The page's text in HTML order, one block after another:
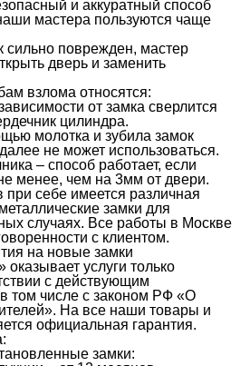
и аккуратный способ
мастера пользуются чаще
сильно поврежден, мастер
дверь и заменить
взлома относятся:
от замка сверлится
цилиндра.
молотка и зубила замок
не может использоваться.
– способ работает, если
менее, чем на 3мм от двери.
при себе имеется различная
замки для
случаях. Все работы в Москве
с клиентом.
на новые замки
услуги только
с действующим
том числе с законом РФ «О
На все наши товары и
официальная гарантия.
замки: